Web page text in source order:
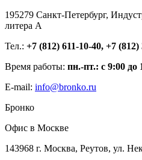
195279 Санкт-Петербург,
литера А
Тел.: +7 (812) 611-10-40, +7 (812)
Время работы: пн.-пт.: с 9:00 до
E-mail: info@bronko.ru
Бронко
Офис в Москве
143968 г. Москва, Реутов, ул.